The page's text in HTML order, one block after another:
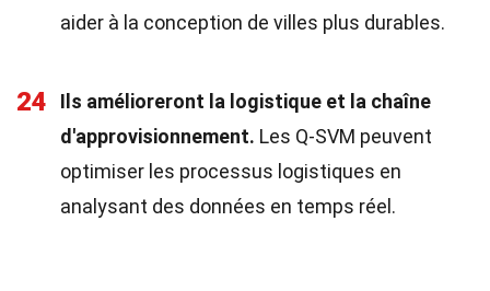
aider à la conception de villes plus durables.
24
Ils amélioreront la logistique et la chaîne
d'approvisionnement. Les Q-SVM peuvent
optimiser les processus logistiques en
analysant des données en temps réel.